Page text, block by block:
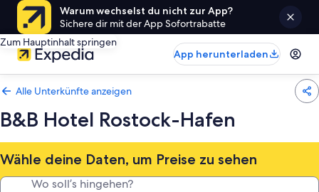
Warum wechselst du nicht zur App?
Sichere dir mit der App Sofortrabatte
Zum Hauptinhalt springen
App herunterladen
Alle Unterkünfte anzeigen
B&B Hotel Rostock-Hafen
Wähle deine Daten, um Preise zu sehen
Wo soll’s hingehen?